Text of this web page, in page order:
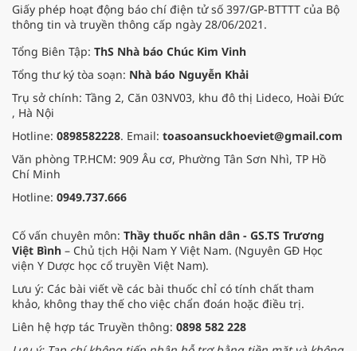
Giấy phép hoạt động báo chí điện tử số 397/GP-BTTTT của Bộ
thông tin và truyền thông cấp ngày 28/06/2021.
Tổng Biên Tập: ThS Nhà báo Chúc Kim Vinh
Tổng thư ký tòa soạn: Nhà báo Nguyễn Khải
Trụ sở chính: Tầng 2, Căn 03NV03, khu đô thị Lideco, Hoài Đức
, Hà Nội
Hotline: 0898582228. Email: toasoansuckhoeviet@gmail.com
Văn phòng TP.HCM: 909 Âu cơ, Phường Tân Sơn Nhì, TP Hồ
Chí Minh
Hotline: 0949.737.666
Cố vấn chuyên môn: Thầy thuốc nhân dân - GS.TS Trương
Việt Bình – Chủ tịch Hội Nam Y Việt Nam. (Nguyên GĐ Học
viện Y Dược học cổ truyền Việt Nam).
Lưu ý: Các bài viết về các bài thuốc chỉ có tính chất tham
khảo, không thay thế cho việc chẩn đoán hoặc điều trị.
Liên hệ hợp tác Truyền thông: 0898 582 228